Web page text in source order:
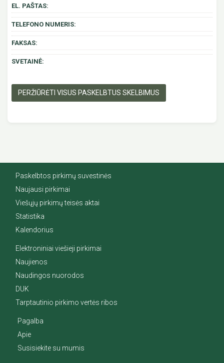
EL. PAŠTAS:
TELEFONO NUMERIS:
FAKSAS:
SVETAINĖ:
PERŽIŪRĖTI VISUS PASKELBTUS SKELBIMUS
Paskelbtos pirkimų suvestinės
Naujausi pirkimai
Viešųjų pirkimų teisės aktai
Statistika
Kalendorius
Elektroniniai viešieji pirkimai
Naujienos
Naudingos nuorodos
DUK
Tarptautinio pirkimo vertės ribos
Pagalba
Apie
Susisiekite su mumis